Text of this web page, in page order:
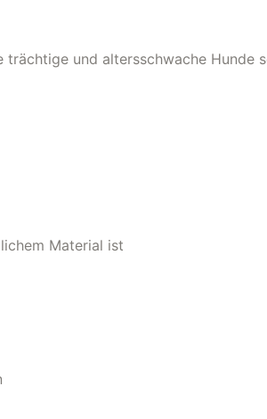
und altersschwache Hunde
Material ist